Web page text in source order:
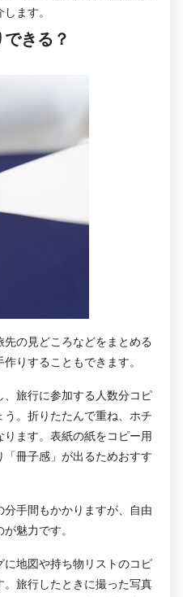
ます。
きる？
の見どころなどをまとめる
りすることもできます。
旅行に参加する人数分コピ
。折りたたんで重ね、ホチ
ます。表紙の紙をコピー用
冊子感」が出るためおすす
手間もかかりますが、自由
魅力です。
地図や持ち物リストのコピ
旅行したときに撮った写真